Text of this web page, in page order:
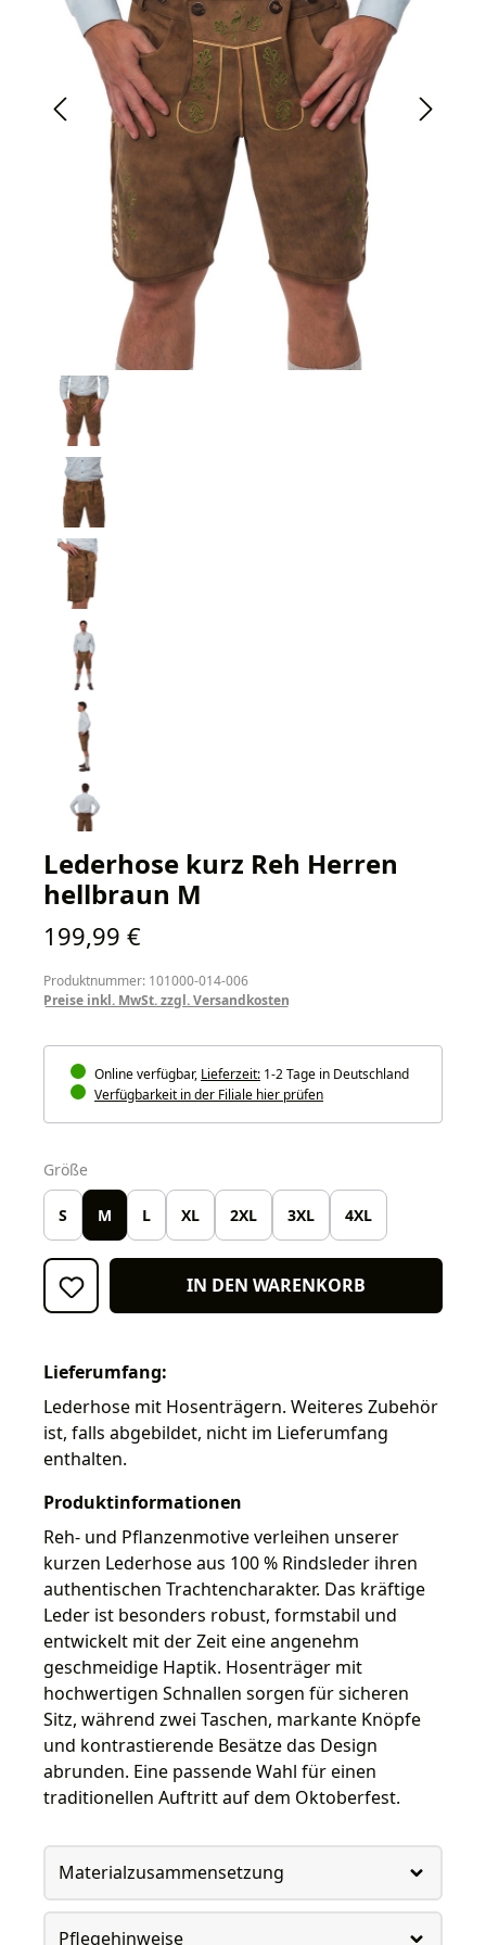
Lederhose kurz Reh Herren
hellbraun M
Regulärer Preis:
199,99 €
Produktnummer: 101000-014-006
Preise inkl. MwSt. zzgl. Versandkosten
Online verfügbar, Lieferzeit: 1-2 Tage in Deutschland
Verfügbarkeit in der Filiale hier prüfen
Größe
S M L XL 2XL 3XL 4XL
IN DEN WARENKORB
Lieferumfang:
Lederhose mit Hosenträgern. Weiteres Zubehör
ist, falls abgebildet, nicht im Lieferumfang
enthalten.
Produktinformationen
Reh- und Pflanzenmotive verleihen unserer
kurzen Lederhose aus 100 % Rindsleder ihren
authentischen Trachtencharakter. Das kräftige
Leder ist besonders robust, formstabil und
entwickelt mit der Zeit eine angenehm
geschmeidige Haptik. Hosenträger mit
hochwertigen Schnallen sorgen für sicheren
Sitz, während zwei Taschen, markante Knöpfe
und kontrastierende Besätze das Design
abrunden. Eine passende Wahl für einen
traditionellen Auftritt auf dem Oktoberfest.
Materialzusammensetzung
Pflegehinweise